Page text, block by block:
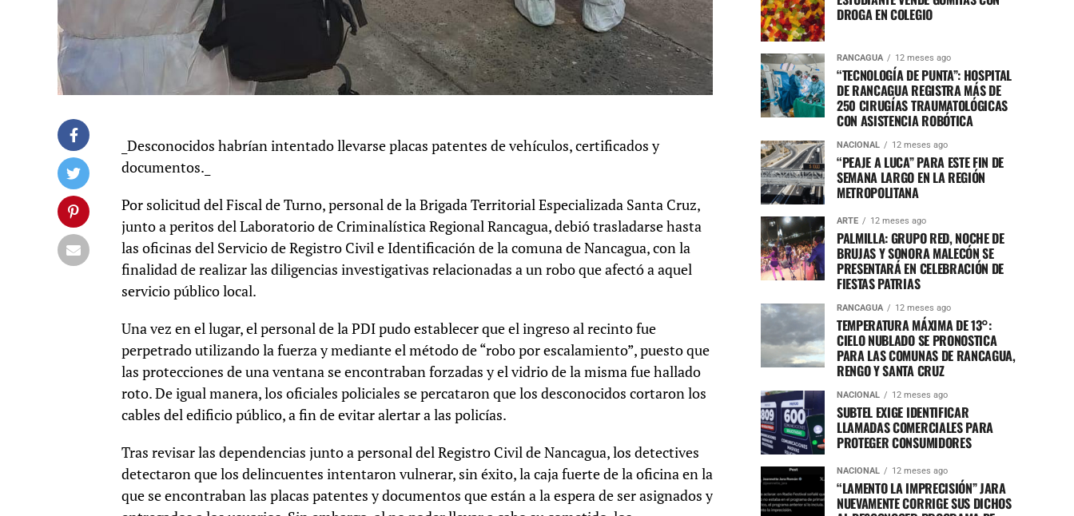
_Desconocidos habrían intentado llevarse placas patentes de vehículos, certificados y
documentos._
Por solicitud del Fiscal de Turno, personal de la Brigada Territorial Especializada Santa Cruz,
junto a peritos del Laboratorio de Criminalística Regional Rancagua, debió trasladarse hasta
las oficinas del Servicio de Registro Civil e Identificación de la comuna de Nancagua, con la
finalidad de realizar las diligencias investigativas relacionadas a un robo que afectó a aquel
servicio público local.
Una vez en el lugar, el personal de la PDI pudo establecer que el ingreso al recinto fue
perpetrado utilizando la fuerza y mediante el método de “robo por escalamiento”, puesto que
las protecciones de una ventana se encontraban forzadas y el vidrio de la misma fue hallado
roto. De igual manera, los oficiales policiales se percataron que los desconocidos cortaron los
cables del edificio público, a fin de evitar alertar a las policías.
Tras revisar las dependencias junto a personal del Registro Civil de Nancagua, los detectives
detectaron que los delincuentes intentaron vulnerar, sin éxito, la caja fuerte de la oficina en la
que se encontraban las placas patentes y documentos que están a la espera de ser asignados y
DROGA EN COLEGIO
RANCAGUA 12 meses ago
“TECNOLOGÍA DE PUNTA”: HOSPITAL
DE RANCAGUA REGISTRA MÁS DE
250 CIRUGÍAS TRAUMATOLÓGICAS
CON ASISTENCIA ROBÓTICA
NACIONAL 12 meses ago
“PEAJE A LUCA” PARA ESTE FIN DE
SEMANA LARGO EN LA REGIÓN
METROPOLITANA
ARTE 12 meses ago
PALMILLA: GRUPO RED, NOCHE DE
BRUJAS Y SONORA MALECÓN SE
PRESENTARÁ EN CELEBRACIÓN DE
FIESTAS PATRIAS
RANCAGUA 12 meses ago
TEMPERATURA MÁXIMA DE 13°:
CIELO NUBLADO SE PRONOSTICA
PARA LAS COMUNAS DE RANCAGUA,
RENGO Y SANTA CRUZ
NACIONAL 12 meses ago
SUBTEL EXIGE IDENTIFICAR
LLAMADAS COMERCIALES PARA
PROTEGER CONSUMIDORES
NACIONAL 12 meses ago
“LAMENTO LA IMPRECISIÓN” JARA
NUEVAMENTE CORRIGE SUS DICHOS